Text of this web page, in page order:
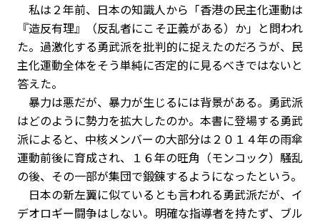
私は２年前、日本の知識人から「香港の民主化運動は
『造反有理』（反乱者にこそ正義がある）か」と問われ
た。過激化する勇武派を批判的に捉えたのだろうが、民
主化運動全体をそう単純に否定的に見るべきではないと
答えた。
暴力は悪だが、暴力が生じるには背景がある。勇武派
はどのように勢力を拡大したのか。本書に登場する勇武
派によると、中核メンバーの大部分は２０１４年の雨傘
運動前後に育成され、１６年の旺角（モンコック）騒乱
の後、その一部が集団で鍛錬するようになったという。
日本の新左翼に似ているとも言われる勇武派だが、イ
デオロギー闘争はしない。明確な指導者を持たず、ブル